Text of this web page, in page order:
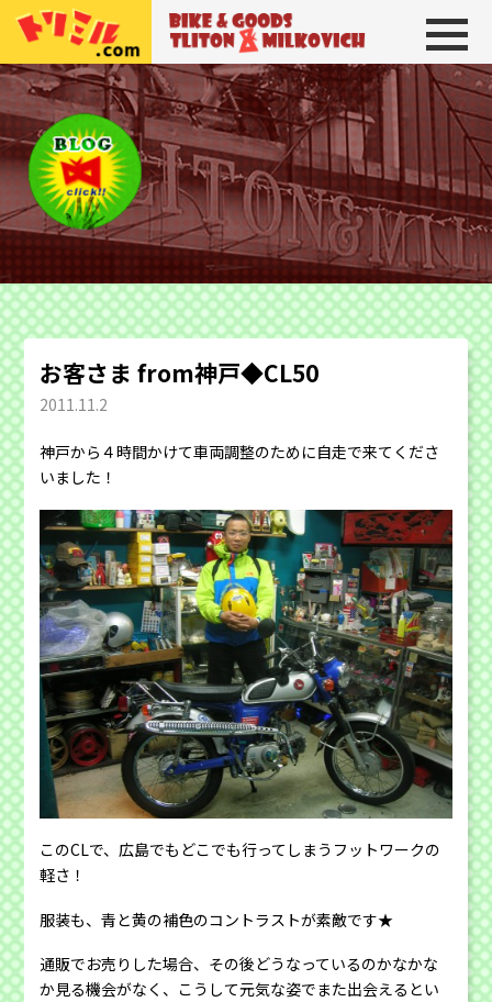
トリトン＆ミルコビッチ BIKE＆
お客さま from神戸◆CL50
2011.11.2
神戸から４時間かけて車両調整のために自走で来てくださ
いました！
このCLで、広島でもどこでも行ってしまうフットワークの
軽さ！
服装も、青と黄の補色のコントラストが素敵です★
通販でお売りした場合、その後どうなっているのかなかな
か見る機会がなく、こうして元気な姿でまた出会えるとい